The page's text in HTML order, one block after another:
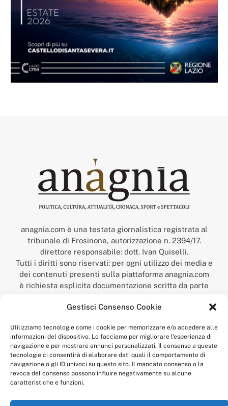
Gestisci Consenso Cookie
Utilizziamo tecnologie come i cookie per memorizzare e/o accedere alle
informazioni del dispositivo. Lo facciamo per migliorare l'esperienza di
navigazione e per mostrare annunci personalizzati. Il consenso a queste
tecnologie ci consentirà di elaborare dati quali il comportamento di
navigazione o gli ID univoci su questo sito. Il mancato consenso o la
revoca del consenso possono influire negativamente su alcune
caratteristiche e funzioni.
anagnia.com è una testata giornalistica registrata al
tribunale di Frosinone, autorizzazione n. 2394/17.
direttore responsabile: dott. Ivan Quiselli.
Tutti i diritti sono riservati: per ogni utilizzo dei media e
dei contenuti presenti sulla piattaforma anagnia.com
è richiesta esplicita documentazione scritta da parte
“Anagnia” è un marchio registrato presso l’Ufficio Italiano
Economico,
num. registrazione: 302017000014044 del 9 febbraio 2017.
Per contatti:redazione@anagnia.com